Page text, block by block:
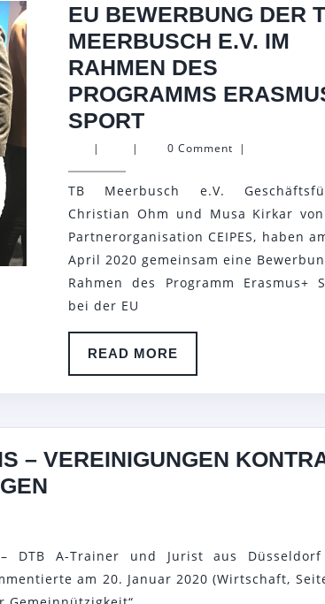
–
EU BEWERBUNG DER
MEERBUSCH E.V. IM
RAHMEN DES
PROGRAMMS
SPORTEU
BEWERBUNG
TB
MEERBUSCH
E.V.
IM
DES
PROGRAMMS
ERASMUS
| | 0 Comment |
TB Meerbusch e.V.
Christian Ohm und Musa Kirkar
Partnerorganisation CEIPES, haben
April 2020 gemeinsam eine
Rahmen des Programm Erasmus+
bei der EU
READ MORE
MORE
– VEREINIGUNGEN
VEREINIGUNGEN
KONTRA
DTB A-Trainer und Jurist aus
am 20. Januar 2020 (Wirtschaft,